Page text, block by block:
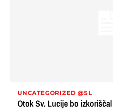
UNCATEGORIZED @SL
Otok Sv. Lucije bo